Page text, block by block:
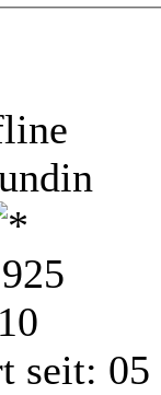
seit: 05